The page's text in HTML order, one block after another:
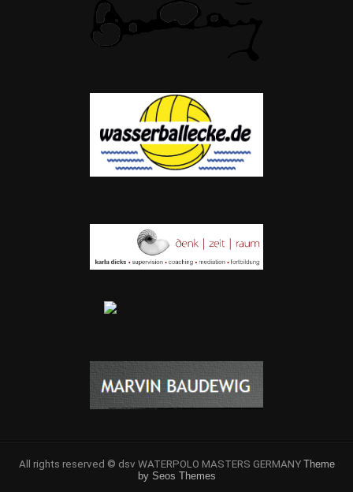
All rights reserved © dsv WATERPOLO MASTERS GERMANY Theme
by Seos Themes